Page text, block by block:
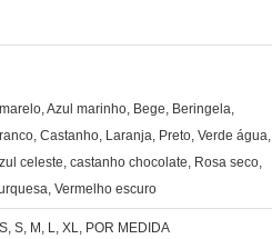
Azul marinho, Bege, Beringela,
Castanho, Laranja, Preto, Verde água,
celeste, castanho chocolate, Rosa seco,
Vermelho escuro
S, M, L, XL, POR MEDIDA